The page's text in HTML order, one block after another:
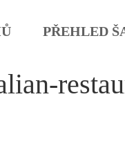
PŘEHLED